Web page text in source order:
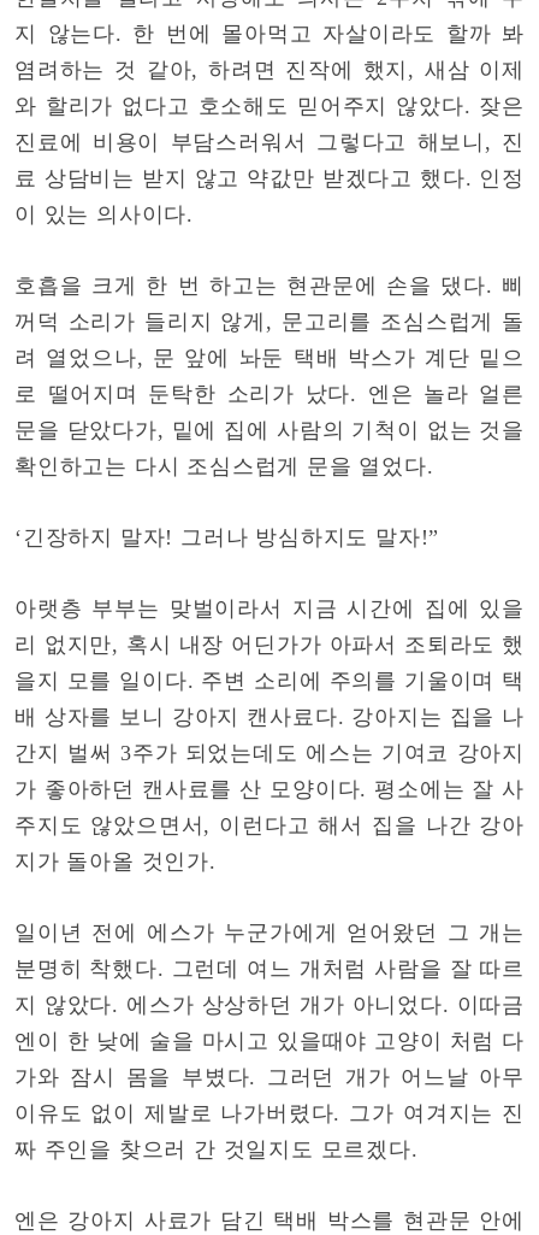
지 않는다. 한 번에 몰아먹고 자살이라도 할까 봐
염려하는 것 같아, 하려면 진작에 했지, 새삼 이제
와 할리가 없다고 호소해도 믿어주지 않았다. 잦은
진료에 비용이 부담스러워서 그렇다고 해보니, 진
료 상담비는 받지 않고 약값만 받겠다고 했다. 인정
이 있는 의사이다.
호흡을 크게 한 번 하고는 현관문에 손을 댔다. 삐
꺼덕 소리가 들리지 않게, 문고리를 조심스럽게 돌
려 열었으나, 문 앞에 놔둔 택배 박스가 계단 밑으
로 떨어지며 둔탁한 소리가 났다. 엔은 놀라 얼른
문을 닫았다가, 밑에 집에 사람의 기척이 없는 것을
확인하고는 다시 조심스럽게 문을 열었다.
‘긴장하지 말자! 그러나 방심하지도 말자!”
아랫층 부부는 맞벌이라서 지금 시간에 집에 있을
리 없지만, 혹시 내장 어딘가가 아파서 조퇴라도 했
을지 모를 일이다. 주변 소리에 주의를 기울이며 택
배 상자를 보니 강아지 캔사료다. 강아지는 집을 나
간지 벌써 3주가 되었는데도 에스는 기여코 강아지
가 좋아하던 캔사료를 산 모양이다. 평소에는 잘 사
주지도 않았으면서, 이런다고 해서 집을 나간 강아
지가 돌아올 것인가.
일이년 전에 에스가 누군가에게 얻어왔던 그 개는
분명히 착했다. 그런데 여느 개처럼 사람을 잘 따르
지 않았다. 에스가 상상하던 개가 아니었다. 이따금
엔이 한 낮에 술을 마시고 있을때야 고양이 처럼 다
가와 잠시 몸을 부볐다. 그러던 개가 어느날 아무
이유도 없이 제발로 나가버렸다. 그가 여겨지는 진
짜 주인을 찾으러 간 것일지도 모르겠다.
엔은 강아지 사료가 담긴 택배 박스를 현관문 안에